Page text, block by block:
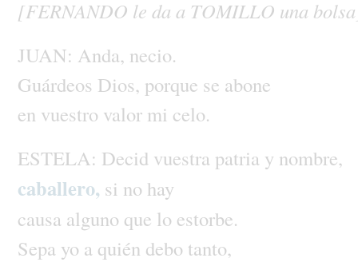
[FERNANDO le da a TOMILLO una
JUAN: Anda, necio.
Guárdeos Dios, porque se abone
en vuestro valor mi celo.
ESTELA: Decid vuestra patria y nombre,
caballero, si no hay
causa alguno que lo estorbe.
Sepa yo a quién debo tanto,